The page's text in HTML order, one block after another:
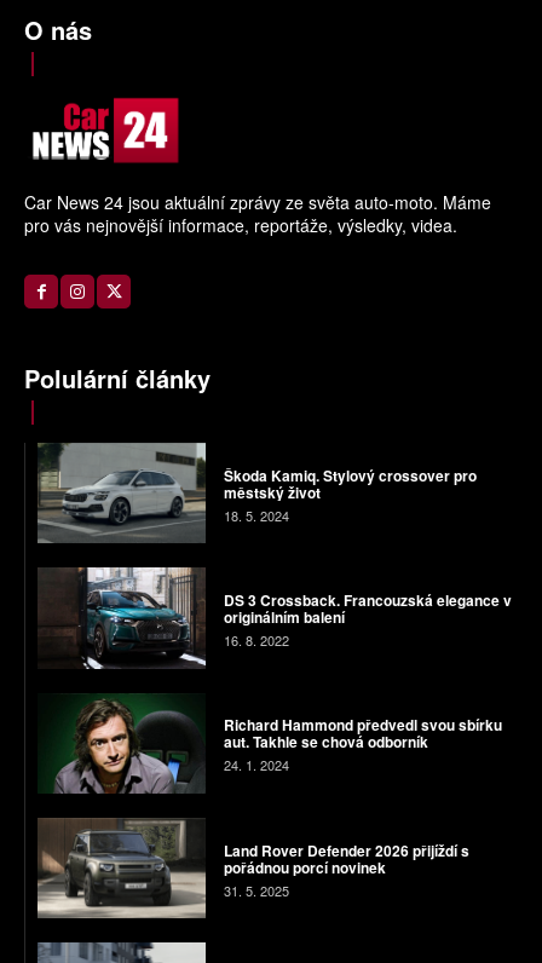
O nás
Car News 24 jsou aktuální zprávy ze světa auto-moto. Máme
pro vás nejnovější informace, reportáže, výsledky, videa.
Polulární články
Škoda Kamiq. Stylový crossover pro
městský život
18. 5. 2024
DS 3 Crossback. Francouzská elegance v
originálním balení
16. 8. 2022
Richard Hammond předvedl svou sbírku
aut. Takhle se chová odborník
24. 1. 2024
Land Rover Defender 2026 přijíždí s
pořádnou porcí novinek
31. 5. 2025